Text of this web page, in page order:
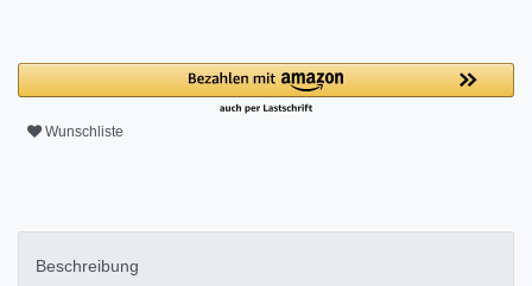
Wunschliste
Beschreibung